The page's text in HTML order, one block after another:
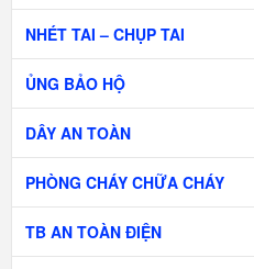
NHÉT TAI – CHỤP TAI
ỦNG BẢO HỘ
DÂY AN TOÀN
PHÒNG CHÁY CHỮA CHÁY
TB AN TOÀN ĐIỆN